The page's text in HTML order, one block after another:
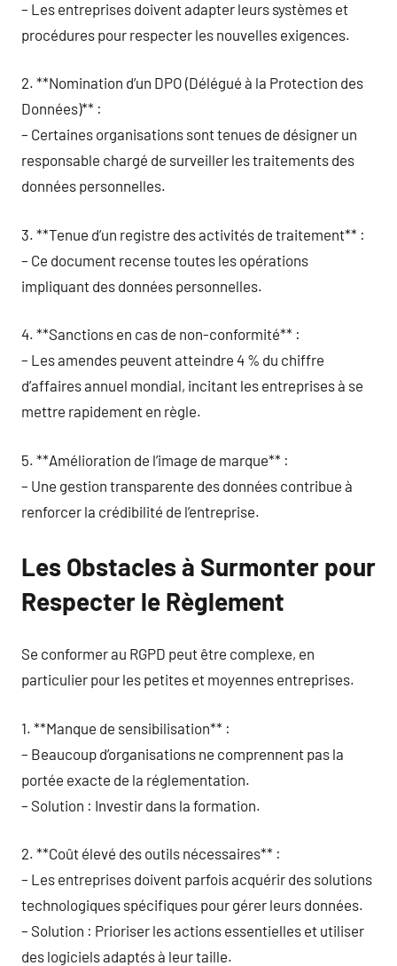
– Les entreprises doivent adapter leurs systèmes et
procédures pour respecter les nouvelles exigences.
2. **Nomination d’un DPO (Délégué à la Protection des
Données)** :
– Certaines organisations sont tenues de désigner un
responsable chargé de surveiller les traitements des
données personnelles.
3. **Tenue d’un registre des activités de traitement** :
– Ce document recense toutes les opérations
impliquant des données personnelles.
4. **Sanctions en cas de non-conformité** :
– Les amendes peuvent atteindre 4 % du chiffre
d’affaires annuel mondial, incitant les entreprises à se
mettre rapidement en règle.
5. **Amélioration de l’image de marque** :
– Une gestion transparente des données contribue à
renforcer la crédibilité de l’entreprise.
Les Obstacles à Surmonter pour
Respecter le Règlement
Se conformer au RGPD peut être complexe, en
particulier pour les petites et moyennes entreprises.
1. **Manque de sensibilisation** :
– Beaucoup d’organisations ne comprennent pas la
portée exacte de la réglementation.
– Solution : Investir dans la formation.
2. **Coût élevé des outils nécessaires** :
– Les entreprises doivent parfois acquérir des solutions
technologiques spécifiques pour gérer leurs données.
– Solution : Prioriser les actions essentielles et utiliser
des logiciels adaptés à leur taille.